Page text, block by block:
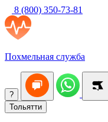
8 (800) 350-73-81
Похмельная служба
?
Тольятти